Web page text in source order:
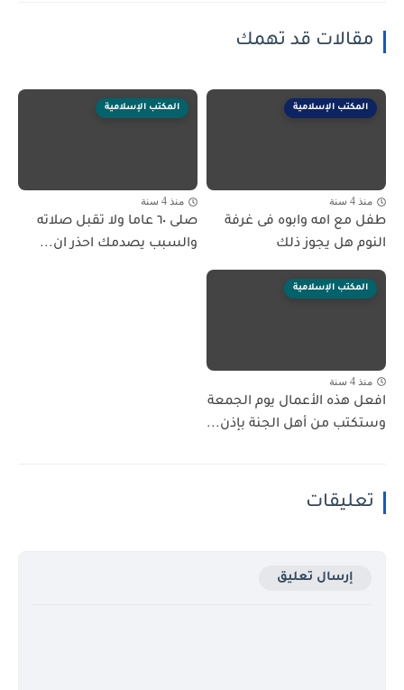
مقالات قد تهمك
المكتب الإسلامية
منذ 4 سنة
طفل مع امه وابوه فى غرفة
النوم هل يجوز ذلك
المكتب الإسلامية
منذ 4 سنة
صلى ٦٠ عاما ولا تقبل صلاته
والسبب يصدمك احذر ان...
المكتب الإسلامية
منذ 4 سنة
افعل هذه الأعمال يوم الجمعة
وستكتب من أهل الجنة بإذن...
تعليقات
إرسال تعليق